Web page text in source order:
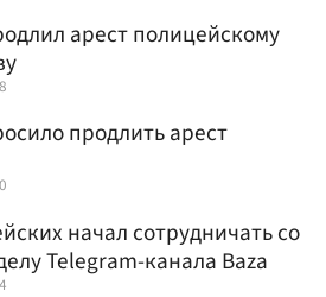
арест полицейскому
продлить арест
начал сотрудничать со
Telegram-канала Baza